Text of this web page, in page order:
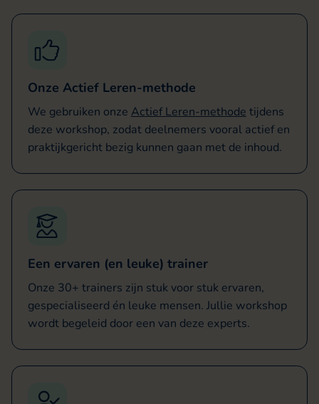
Onze Actief Leren-methode
We gebruiken onze Actief Leren-methode tijdens
deze workshop, zodat deelnemers vooral actief en
praktijkgericht bezig kunnen gaan met de inhoud.
Een ervaren (en leuke) trainer
Onze 30+ trainers zijn stuk voor stuk ervaren,
gespecialiseerd én leuke mensen. Jullie workshop
wordt begeleid door een van deze experts.